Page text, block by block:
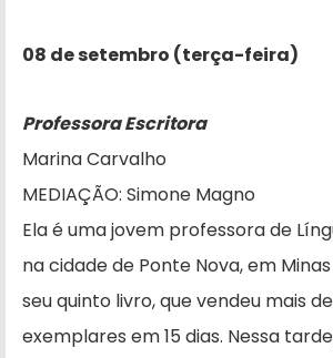
08 de setembro (terça-feira)
Professora Escritora
Marina Carvalho
MEDIAÇÃO: Simone Magno
Ela é uma jovem professora de
na cidade de Ponte Nova, em
seu quinto livro, que vendeu mais
exemplares em 15 dias. Nessa